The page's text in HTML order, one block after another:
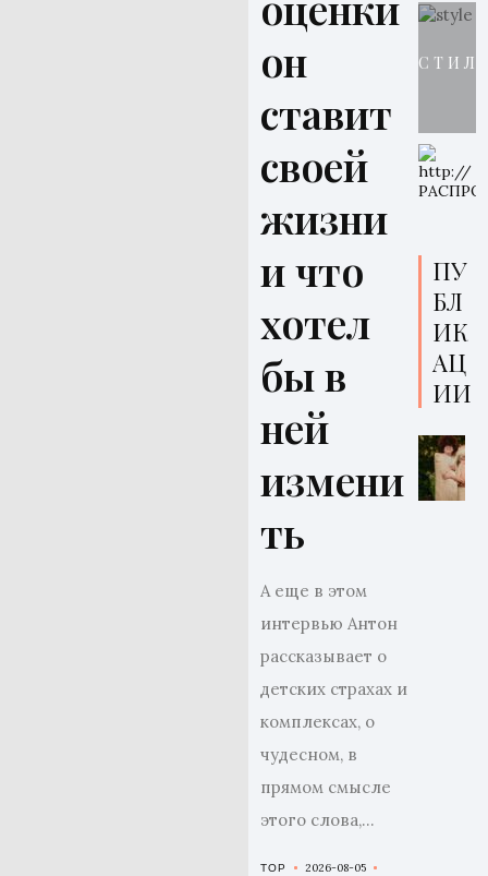
он
ставит
своей
жизни
и что
хотел
бы в
ней
измени
ть
А еще в этом
интервью Антон
рассказывает о
детских страхах и
комплексах, о
чудесном, в
прямом смысле
этого слова,...
TOP 2026-08-05
ПУ
БЛ
ИК
АЦ
ИИ